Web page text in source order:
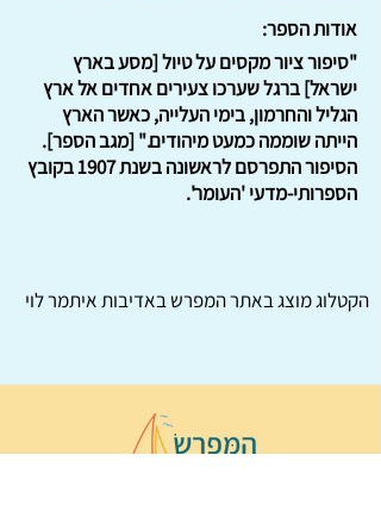
אודות הספר:
"סיפור ציור מקסים על טיול [מסע בארץ
ישראל] ברגל שערכו צעירים אחדים אל ארץ
הגליל והחרמון, בימי העלייה, כאשר הארץ
הייתה שוממה כמעט מיהודים." [מגב הספר].
הסיפור התפרסם לראשונה בשנת 1907 בקובץ
הספרותי-מדעי 'העומר'.
הקטלוג מוצג באתרהמפרשבאדיבות איתמר לוי